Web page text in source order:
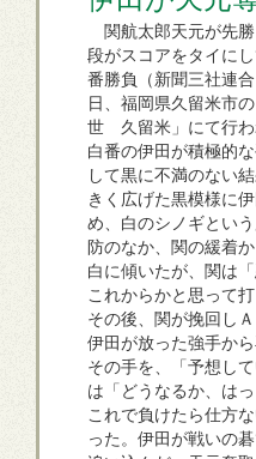
関航太郎天元が先
段がスコアをタイに
番勝負（新聞三社連
日、福岡県久留米市
世 久留米」にて行わ
白番の伊田が積極的
して黒に不満のない
きく広げた黒模様に
め、白のシノギとい
防のなか、関の緩着
白に傾いたが、関は
これからかと思って
その後、関が挽回し
伊田が放った強手か
その手を、「予想し
は「どうなるか、は
これで負けたら仕方
った。伊田が戦いの